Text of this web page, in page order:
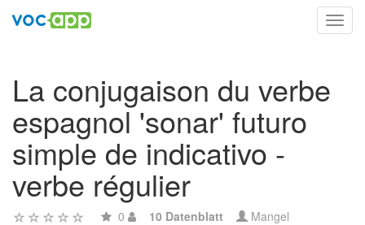
La conjugaison du verbe
espagnol 'sonar' futuro
simple de indicativo -
verbe régulier
0 10 Datenblatt Mangel